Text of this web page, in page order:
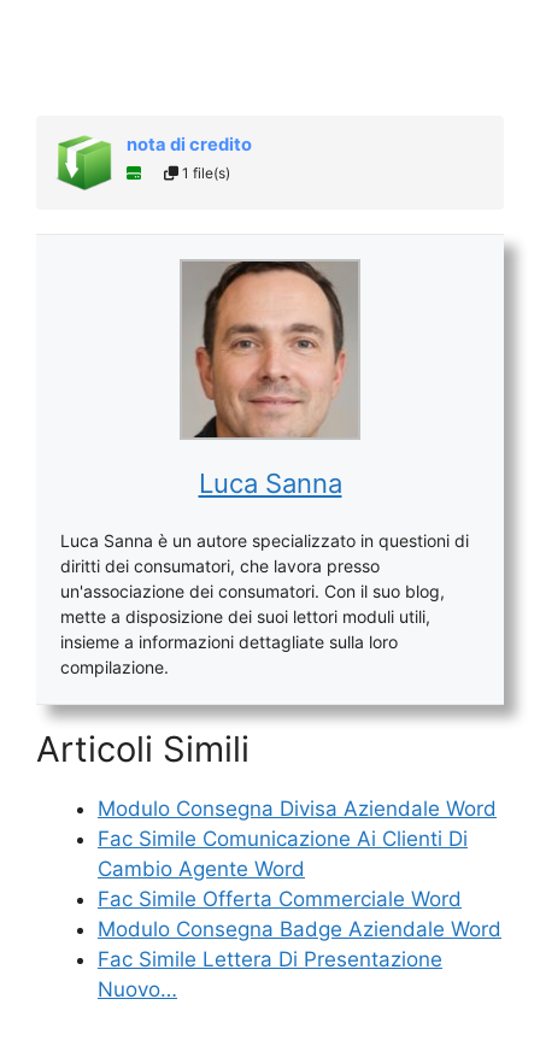
nota di credito
1 file(s)
Luca Sanna
Luca Sanna è un autore specializzato in questioni di
diritti dei consumatori, che lavora presso
un'associazione dei consumatori. Con il suo blog,
mette a disposizione dei suoi lettori moduli utili,
insieme a informazioni dettagliate sulla loro
compilazione.
Articoli Simili
Modulo Consegna Divisa Aziendale Word
Fac Simile Comunicazione Ai Clienti Di
Cambio Agente Word
Fac Simile Offerta Commerciale Word
Modulo Consegna Badge Aziendale Word
Fac Simile Lettera Di Presentazione
Nuovo…